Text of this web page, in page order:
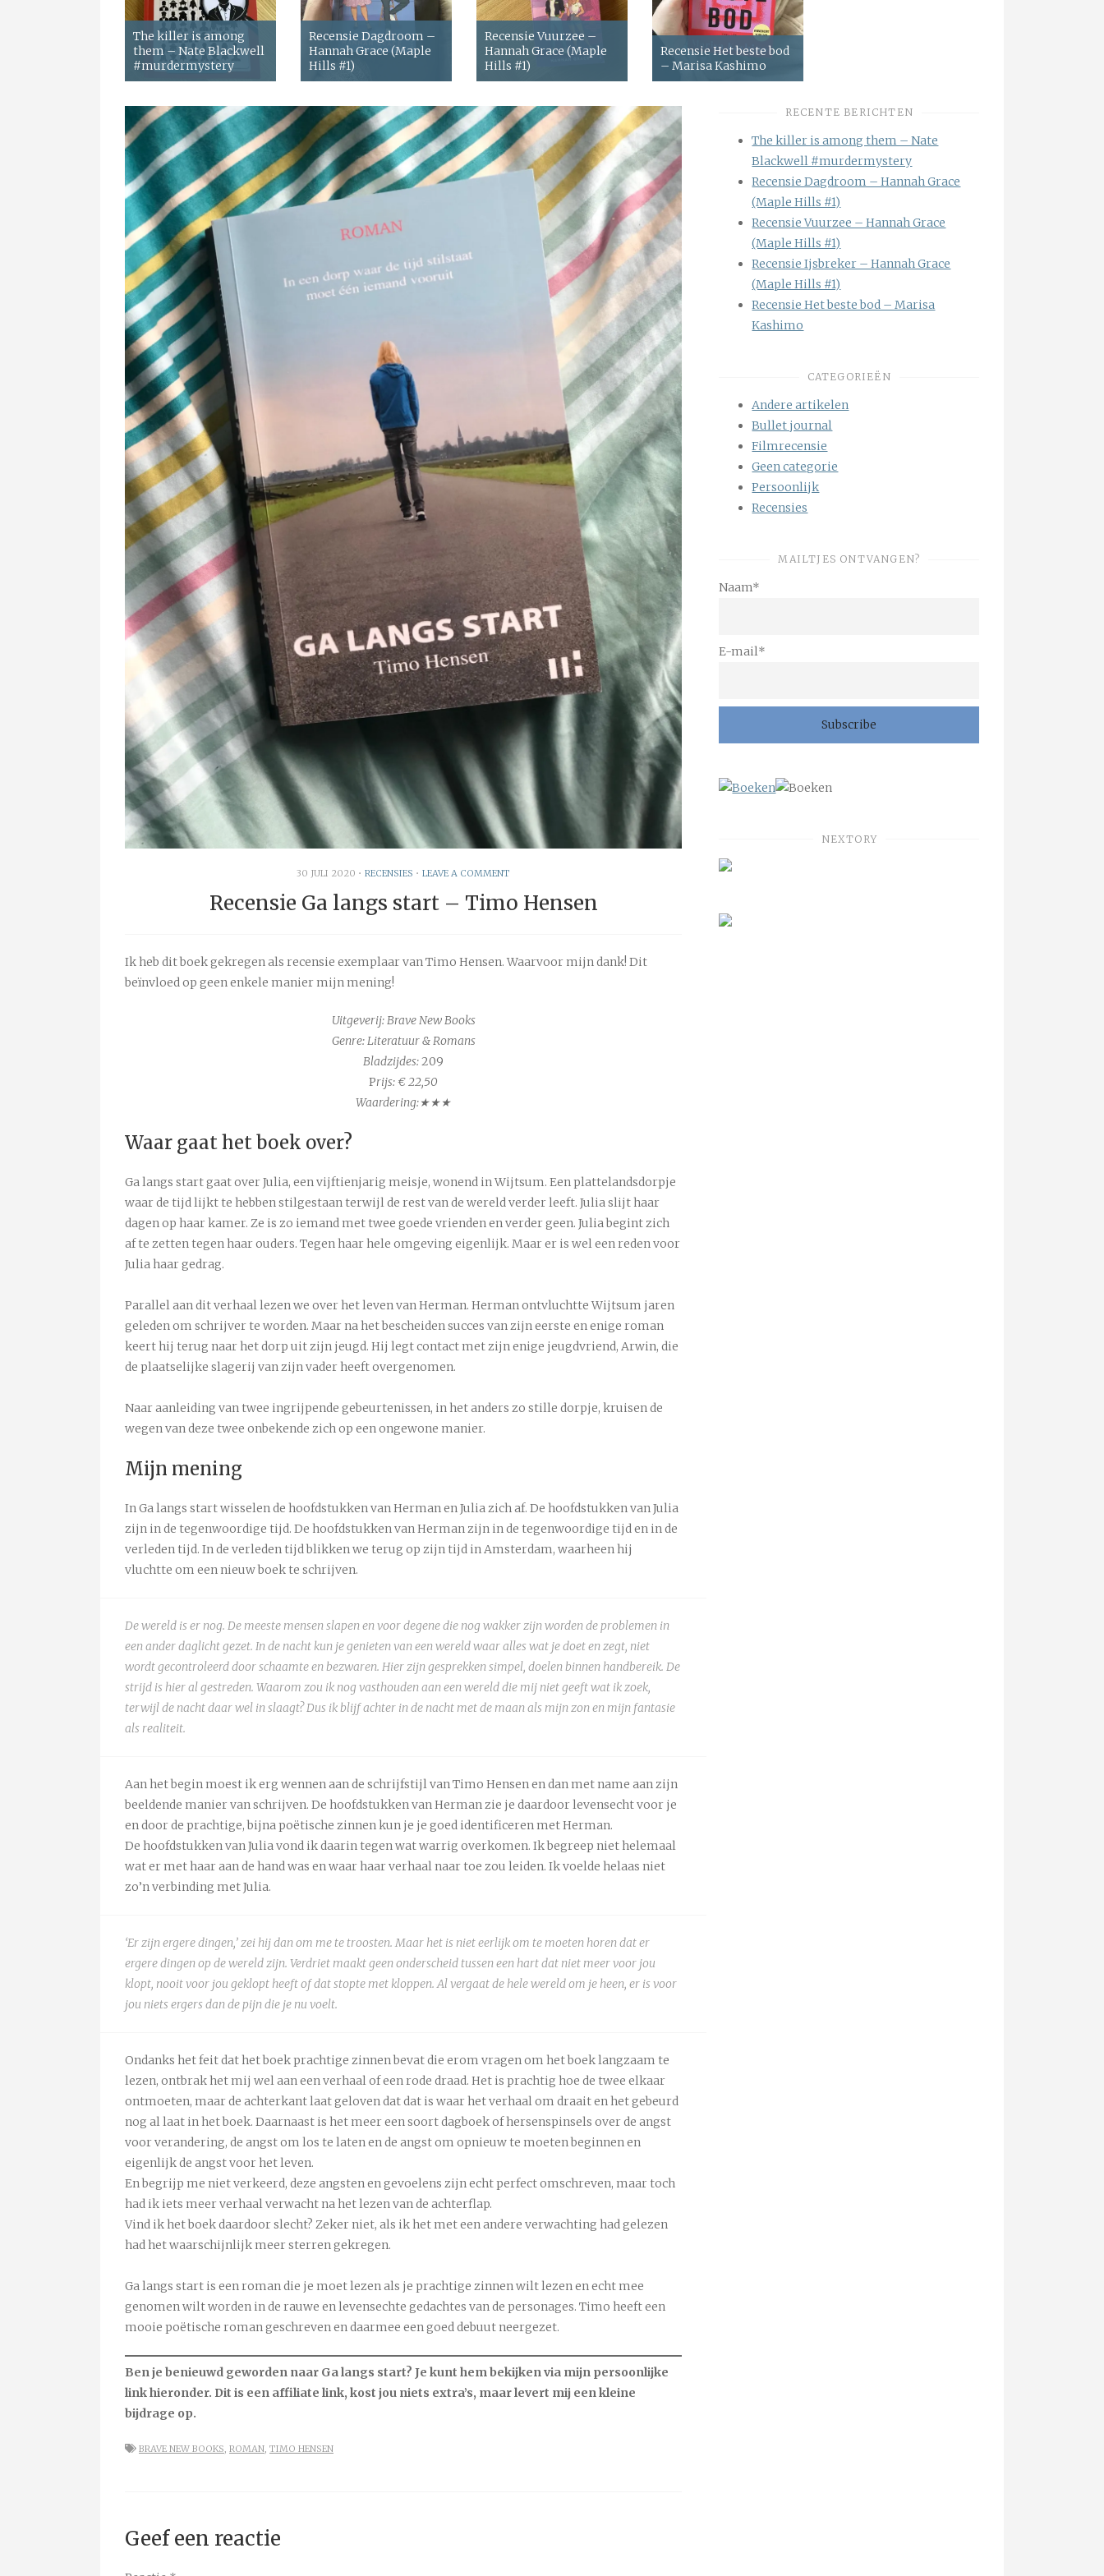
The killer is among
them – Nate Blackwell
#murdermystery
Recensie Dagdroom –
Hannah Grace (Maple
Hills #1)
Recensie Vuurzee –
Hannah Grace (Maple
Hills #1)
Recensie Het beste bod
– Marisa Kashimo
30 JULI 2020 •RECENSIES •LEAVE A COMMENT
Recensie Ga langs start – Timo Hensen
Ik heb dit boek gekregen als recensie exemplaar van Timo Hensen. Waarvoor mijn dank! Dit
beïnvloed op geen enkele manier mijn mening!
Uitgeverij: Brave New Books
Genre: Literatuur & Romans
Bladzijdes:209
Prijs: € 22,50
Waardering:★★★
Waar gaat het boek over?
Ga langs start gaat over Julia, een vijftienjarig meisje, wonend in Wijtsum. Een plattelandsdorpje
waar de tijd lijkt te hebben stilgestaan terwijl de rest van de wereld verder leeft. Julia slijt haar
dagen op haar kamer. Ze is zo iemand met twee goede vrienden en verder geen. Julia begint zich
af te zetten tegen haar ouders. Tegen haar hele omgeving eigenlijk. Maar er is wel een reden voor
Julia haar gedrag.
Parallel aan dit verhaal lezen we over het leven van Herman. Herman ontvluchtte Wijtsum jaren
geleden om schrijver te worden. Maar na het bescheiden succes van zijn eerste en enige roman
keert hij terug naar het dorp uit zijn jeugd. Hij legt contact met zijn enige jeugdvriend, Arwin, die
de plaatselijke slagerij van zijn vader heeft overgenomen.
Naar aanleiding van twee ingrijpende gebeurtenissen, in het anders zo stille dorpje, kruisen de
wegen van deze twee onbekende zich op een ongewone manier.
Mijn mening
In Ga langs start wisselen de hoofdstukken van Herman en Julia zich af. De hoofdstukken van Julia
zijn in de tegenwoordige tijd. De hoofdstukken van Herman zijn in de tegenwoordige tijd en in de
verleden tijd. In de verleden tijd blikken we terug op zijn tijd in Amsterdam, waarheen hij
vluchtte om een nieuw boek te schrijven.
De wereld is er nog. De meeste mensen slapen en voor degene die nog wakker zijn worden de problemen in
een ander daglicht gezet. In de nacht kun je genieten van een wereld waar alles wat je doet en zegt, niet
wordt gecontroleerd door schaamte en bezwaren. Hier zijn gesprekken simpel, doelen binnen handbereik. De
strijd is hier al gestreden. Waarom zou ik nog vasthouden aan een wereld die mij niet geeft wat ik zoek,
terwijl de nacht daar wel in slaagt? Dus ik blijf achter in de nacht met de maan als mijn zon en mijn fantasie
als realiteit.
Aan het begin moest ik erg wennen aan de schrijfstijl van Timo Hensen en dan met name aan zijn
beeldende manier van schrijven. De hoofdstukken van Herman zie je daardoor levensecht voor je
en door de prachtige, bijna poëtische zinnen kun je je goed identificeren met Herman.
De hoofdstukken van Julia vond ik daarin tegen wat warrig overkomen. Ik begreep niet helemaal
wat er met haar aan de hand was en waar haar verhaal naar toe zou leiden. Ik voelde helaas niet
zo’n verbinding met Julia.
‘Er zijn ergere dingen,’ zei hij dan om me te troosten. Maar het is niet eerlijk om te moeten horen dat er
ergere dingen op de wereld zijn. Verdriet maakt geen onderscheid tussen een hart dat niet meer voor jou
klopt, nooit voor jou geklopt heeft of dat stopte met kloppen. Al vergaat de hele wereld om je heen, er is voor
jou niets ergers dan de pijn die je nu voelt.
Ondanks het feit dat het boek prachtige zinnen bevat die erom vragen om het boek langzaam te
lezen, ontbrak het mij wel aan een verhaal of een rode draad. Het is prachtig hoe de twee elkaar
ontmoeten, maar de achterkant laat geloven dat dat is waar het verhaal om draait en het gebeurd
nog al laat in het boek. Daarnaast is het meer een soort dagboek of hersenspinsels over de angst
voor verandering, de angst om los te laten en de angst om opnieuw te moeten beginnen en
eigenlijk de angst voor het leven.
En begrijp me niet verkeerd, deze angsten en gevoelens zijn echt perfect omschreven, maar toch
had ik iets meer verhaal verwacht na het lezen van de achterflap.
Vind ik het boek daardoor slecht? Zeker niet, als ik het met een andere verwachting had gelezen
had het waarschijnlijk meer sterren gekregen.
Ga langs start is een roman die je moet lezen als je prachtige zinnen wilt lezen en echt mee
genomen wilt worden in de rauwe en levensechte gedachtes van de personages. Timo heeft een
mooie poëtische roman geschreven en daarmee een goed debuut neergezet.
Ben je benieuwd geworden naar Ga langs start? Je kunt hem bekijken via mijn persoonlijke
link hieronder. Dit is een affiliate link, kost jou niets extra’s, maar levert mij een kleine
bijdrage op.
BRAVE NEW BOOKS, ROMAN, TIMO HENSEN
Geef een reactie
RECENTE BERICHTEN
The killer is among them – Nate
Blackwell #murdermystery
Recensie Dagdroom – Hannah Grace
(Maple Hills #1)
Recensie Vuurzee – Hannah Grace
(Maple Hills #1)
Recensie Ijsbreker – Hannah Grace
(Maple Hills #1)
Recensie Het beste bod – Marisa
Kashimo
CATEGORIEËN
Andere artikelen
Bullet journal
Filmrecensie
Geen categorie
Persoonlijk
Recensies
MAILTJES ONTVANGEN?
Naam*
E-mail*
NEXTORY